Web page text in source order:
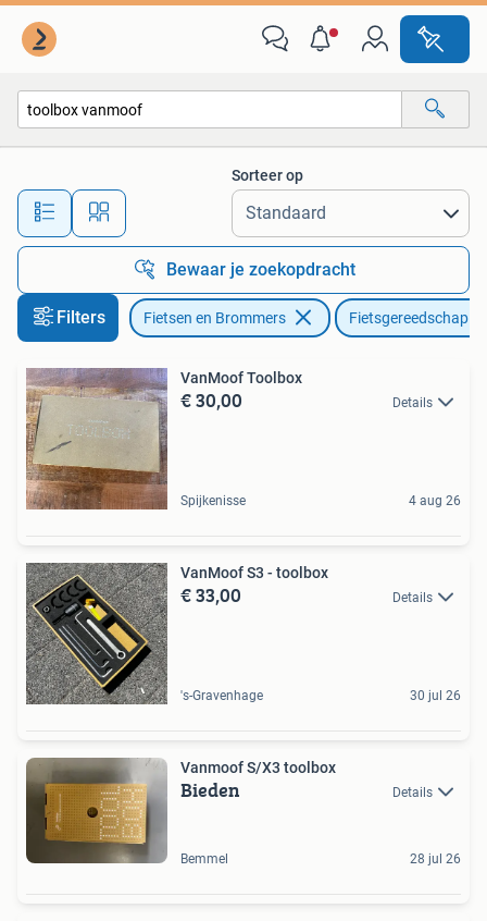
Alle afstanden…
Sorteer op
Bewaar je zoekopdracht
Filters Fietsen en Brommers Fietsgereedschap
VanMoof Toolbox
€ 30,00 Details
Spijkenisse 4 aug 26
VanMoof S3 - toolbox
€ 33,00 Details
's-Gravenhage 30 jul 26
Vanmoof S/X3 toolbox
Bieden Details
Bemmel 28 jul 26